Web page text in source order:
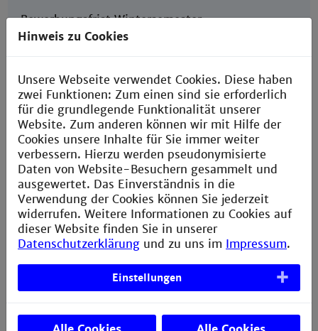
Bewerbungsfrist Wintersemester
21. September
Ingenieurpädagogik
Bachelor of Science Ingenieurpädagogik
Bewerbungsfrist Sommersemester
--
Bewerbungsfrist Wintersemester
21. September
Hinweis zu Cookies
Unsere Webseite verwendet Cookies. Diese haben
zwei Funktionen: Zum einen sind sie erforderlich
für die grundlegende Funktionalität unserer
Website. Zum anderen können wir mit Hilfe der
Cookies unsere Inhalte für Sie immer weiter
verbessern. Hierzu werden pseudonymisierte
Daten von Website-Besuchern gesammelt und
ausgewertet. Das Einverständnis in die
Verwendung der Cookies können Sie jederzeit
widerrufen. Weitere Informationen zu Cookies auf
dieser Website finden Sie in unserer
Datenschutzerklärung und zu uns im Impressum.
Einstellungen